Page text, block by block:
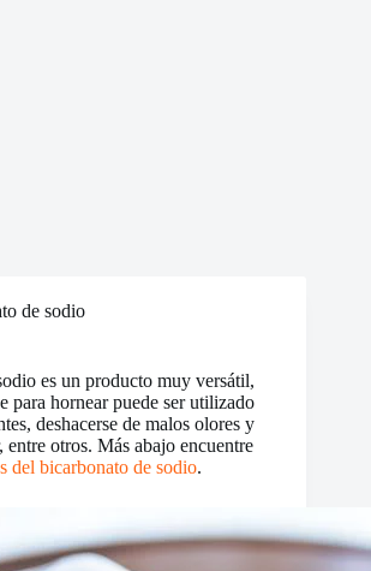
de sodio
es un producto muy versátil,
para hornear puede ser utilizado
deshacerse de malos olores y
otros. Más abajo encuentre
del bicarbonato de sodio.